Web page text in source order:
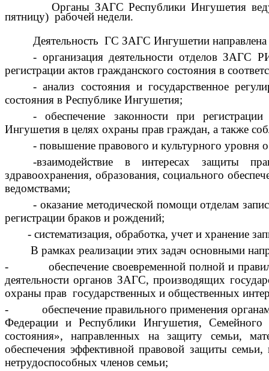
Органы ЗАГС Республики Ингушетия ведут
пятницу) рабочей недели.
Деятельность ГС ЗАГС Ингушетии
- организация деятельности отделов ЗАГС
регистрации актов гражданского состояния в
- анализ состояния и государственное
состояния в Республике Ингушетия;
- обеспечение законности при
Ингушетия в целях охраны прав граждан, а также
- повышение правового и культурного уровня
-взаимодействие в интересах защиты
здравоохранения, образования, социального
ведомствами;
- оказание методической помощи отделам
регистрации браков и рождений;
- систематизация, обработка, учет и хранение
В рамках реализации этих задач основными
- обеспечение своевременной полной и
деятельности органов ЗАГС, производящих
охраны прав государственных и общественных
- обеспечение правильного применения
Федерации и Республики Ингушетия, Семейного
состояния», направленных на защиту семьи,
обеспечения эффективной правовой защиты
нетрудоспособных членов семьи;